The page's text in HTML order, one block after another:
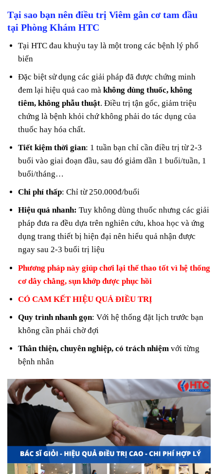
Tại sao bạn nên điều trị Viêm gân cơ tam đầu
tại Phòng Khám HTC
Tại HTC đau khuỷu tay là một trong các bệnh lý phổ
biến
Đặc biệt sử dụng các giải pháp đã được chứng minh
đem lại hiệu quả cao màkhông dùng thuốc, không
tiêm, không phẫu thuật. Điều trị tận gốc, giảm triệu
chứng là bệnh khỏi chứ không phải do tác dụng của
thuốc hay hóa chất.
Tiết kiệm thời gian: 1 tuần bạn chỉ cần điều trị từ 2-3
buổi vào giai đoạn đầu, sau đó giảm dần 1 buổi/tuần, 1
buổi/tháng…
Chi phí thấp: Chỉ từ 250.000đ/buổi
Hiệu quả nhanh: Tuy không dùng thuốc nhưng các giải
pháp đưa ra đều dựa trên nghiên cứu, khoa học và ứng
dụng trang thiết bị hiện đại nên hiểu quả nhận được
ngay sau 2-3 buổi trị liệu
Phương pháp này giúp chơi lại thể thao tốt vì hệ thống
cơ dây chằng, sụn khớp được phục hồi
CÓ CAM KẾT HIỆU QUẢ ĐIỀU TRỊ
Quy trình nhanh gọn: Với hệ thống đặt lịch trước bạn
không cần phải chờ đợi
Thân thiện, chuyên nghiệp, có trách nhiệm với từng
bệnh nhân